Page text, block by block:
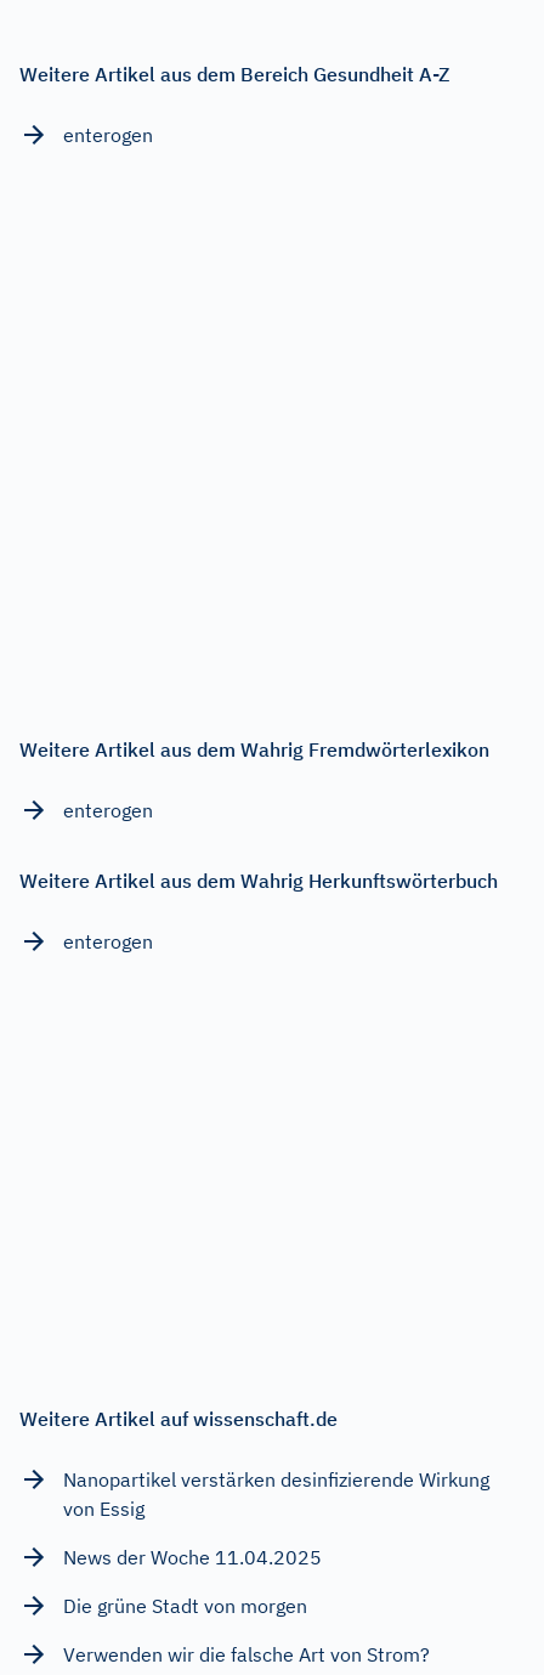
Weitere Artikel aus dem Bereich Gesundheit A-Z
enterogen
Weitere Artikel aus dem Wahrig Fremdwörterlexikon
enterogen
Weitere Artikel aus dem Wahrig Herkunftswörterbuch
enterogen
Weitere Artikel auf wissenschaft.de
Nanopartikel verstärken desinfizierende Wirkung
von Essig
News der Woche 11.04.2025
Die grüne Stadt von morgen
Verwenden wir die falsche Art von Strom?